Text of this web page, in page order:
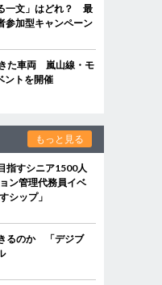
一文」はどれ？ 最
参加型キャンペーン
た車両 嵐山線・モ
ントを開催
もっと見る
指すシニア1500人
ン管理代務員イベ
シップ」
るのか 「デジブ